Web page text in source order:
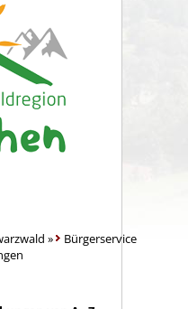
»
Bürgerservice